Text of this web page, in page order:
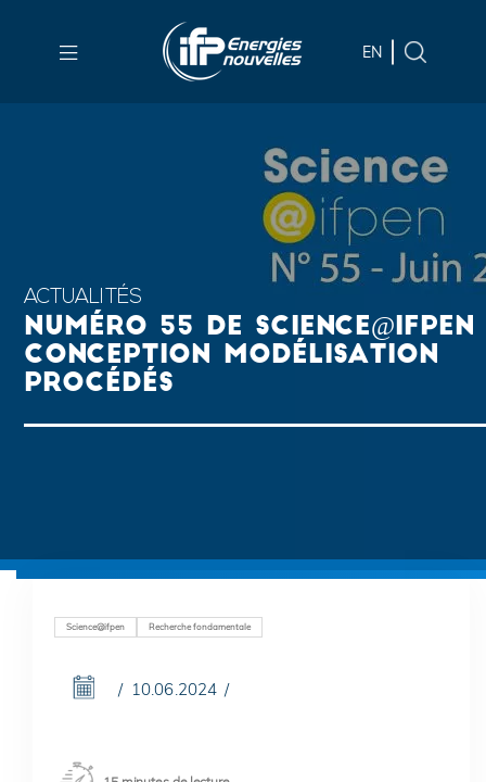
contenu
search
EN
ACTUALITÉS
NUMÉRO 55 DE
CONCEPTION MODÉLISATION
PROCÉDÉS
Science@ifpen Recherche fondamentale
10.06.2024